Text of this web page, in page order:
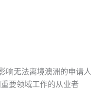
响无法离境澳洲的申请人
要领域工作的从业者